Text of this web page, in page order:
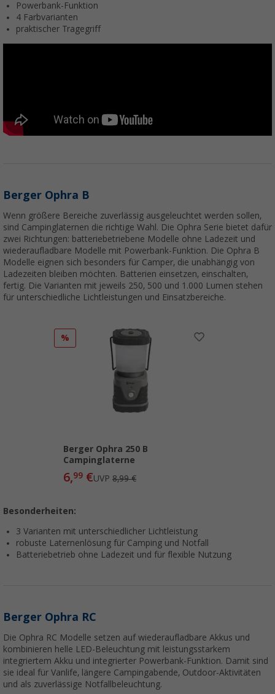
Powerbank-Funktion
4 Farbvarianten
praktischer Tragegriff
Berger Ophra B
Wenn größere Bereiche zuverlässig ausgeleuchtet werden sollen,
sind Campinglaternen die richtige Wahl. Die Ophra Serie bietet dafür
zwei Richtungen: batteriebetriebene Modelle ohne Ladezeit und
wiederaufladbare Modelle mit Powerbank-Funktion. Die Ophra B
Modelle eignen sich besonders für Camper, die unabhängig von
Ladezeiten bleiben möchten. Batterien einsetzen, einschalten,
fertig. Die Varianten mit jeweils 250, 500 und 1.000 Lumen stehen
für unterschiedliche Lichtleistungen und Einsatzbereiche.
%
Berger Ophra 250 B
Campinglaterne
6,99 €UVP 8,99 €
Besonderheiten:
3 Varianten mit unterschiedlicher Lichtleistung
robuste Laternenlösung für Camping und Notfall
Batteriebetrieb ohne Ladezeit und für flexible Nutzung
Berger Ophra RC
Die Ophra RC Modelle setzen auf wiederaufladbare Akkus und
kombinieren helle LED-Beleuchtung mit leistungsstarkem
integriertem Akku und integrierter Powerbank-Funktion. Damit sind
sie ideal für Vanlife, längere Campingabende, Outdoor-Aktivitäten
und als zuverlässige Notfallbeleuchtung.